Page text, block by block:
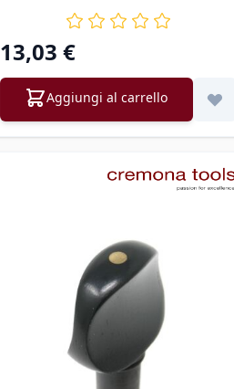
13,03 €
Aggiungi al carrello